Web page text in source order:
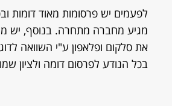
לפעמים יש פרסומות מאוד דומות
מגיע מחברה מתחרה. בנוסף, יש
את סלקום ופלאפון ע"י השוואה
בכל הנודע לפרסום דומה ולציון